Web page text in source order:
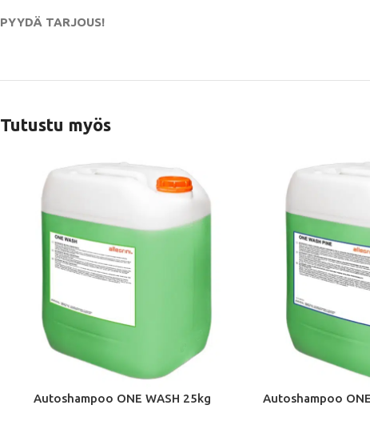
PYYDÄ TARJOUS!
Tutustu myös
Autoshampoo ONE WASH 25kg Autoshampoo